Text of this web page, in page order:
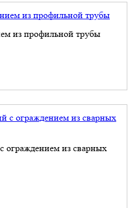
из профильной трубы
из сварных